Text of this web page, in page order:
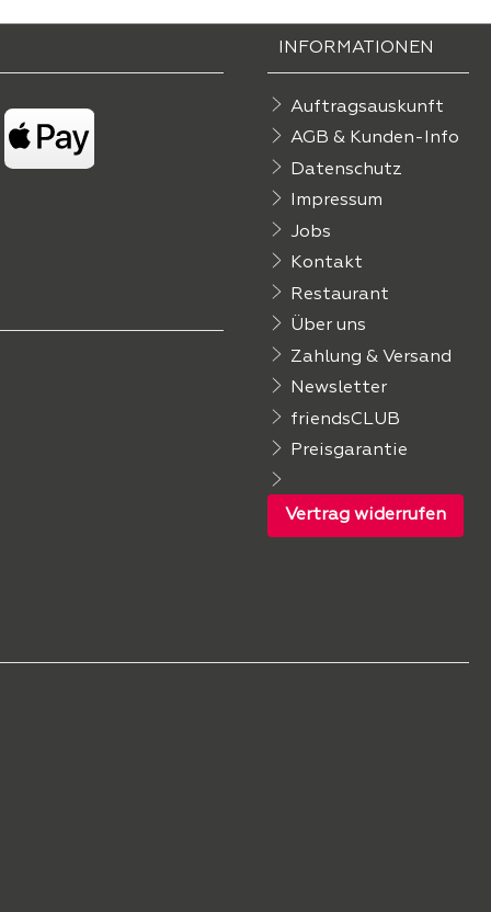
INFORMATIONEN
Auftragsauskunft
AGB & Kunden-Info
Datenschutz
Impressum
Jobs
Kontakt
Restaurant
Über uns
Zahlung & Versand
Newsletter
friendsCLUB
Preisgarantie